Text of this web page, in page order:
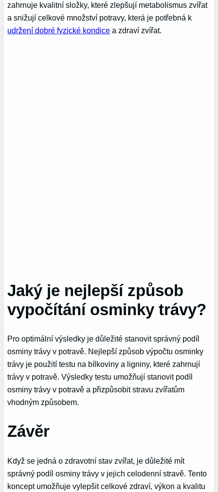
zahrnuje kvalitní složky, které zlepšují metabolismus zvířat
a snižují celkové množství potravy, která je potřebná k
udržení dobré fyzické kondice a zdraví zvířat.
Jaký je nejlepší způsob
vypočítání osminky trávy?
Pro optimální výsledky je důležité stanovit správný podíl
osminy trávy v potravě. Nejlepší způsob výpočtu osminky
trávy je použití testu na bílkoviny a ligniny, které zahrnují
trávy v potravě. Výsledky testu umožňují stanovit podíl
osminy trávy v potravě a přizpůsobit stravu zvířatům
vhodným způsobem.
Závěr
Když se jedná o zdravotní stav zvířat, je důležité mít
správný podíl osminy trávy v jejich celodenní stravě. Tento
koncept umožňuje vylepšit celkové zdraví, výkon a kvalitu